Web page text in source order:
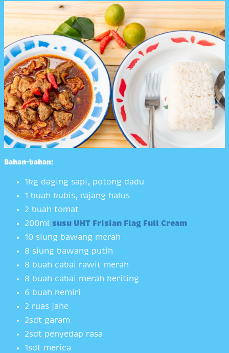
Bahan-bahan:
1kg daging sapi, potong dadu
1 buah kubis, rajang halus
2 buah tomat
200ml susu UHT Frisian Flag Full Cream
10 siung bawang merah
8 siung bawang putih
8 buah cabai rawit merah
8 buah cabai merah keriting
6 buah kemiri
2 ruas jahe
2sdt garam
2sdt penyedap rasa
1sdt merica